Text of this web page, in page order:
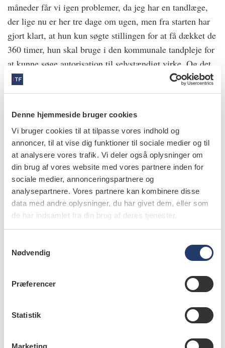
Denne hjemmeside bruger cookies
Vi bruger cookies til at tilpasse vores indhold og
annoncer, til at vise dig funktioner til sociale medier og til
at analysere vores trafik. Vi deler også oplysninger om
din brug af vores website med vores partnere inden for
sociale medier, annonceringspartnere og
analysepartnere. Vores partnere kan kombinere disse
data med andre oplysninger, du har givet dem, eller som
de har indsamlet fra din brug af deres tjenester.
Nødvendig
Præferencer
Statistik
Marketing
måneder får vi igen problemer, da jeg har en tandlæge,
der lige nu er her tre dage om ugen, men fra starten har
gjort klart, at hun kun søgte stillingen for at få dækket de
360 timer, hun skal bruge i den kommunale tandpleje for
at kunne søge autorisation til selvstændigt virke. Og det
er jo en helt fair udmelding! Men fordi vi var pressede,
så var det bedre end ingenting – og så var der da ro på i
Medarbejderne løber stærkt, og vi italesætter meget, at
man ikke skal gå på kompromis med sin faglighed – det
er den sikre vej til både klagesager og manglende
arbejdsglæde.
Region Syddanmark
Nanna Jürgensen, overtandlæge, Sønderborg:
vi svært ved at følge med. Det var meget
demoraliserende for hele personalet, og det var en stor
arbejdsbelastning, da de stod i behandlinger til halsen. I